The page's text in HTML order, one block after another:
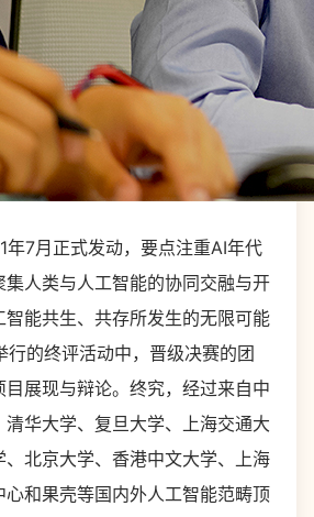
年7月正式发动，要点注重AI年代
集人类与人工智能的协同交融与开
智能共生、共存所发生的无限可能
行的终评活动中，晋级决赛的团
目展现与辩论。终究，经过来自中
清华大学、复旦大学、上海交通大
、北京大学、香港中文大学、上海
和果壳等国内外人工智能范畴顶